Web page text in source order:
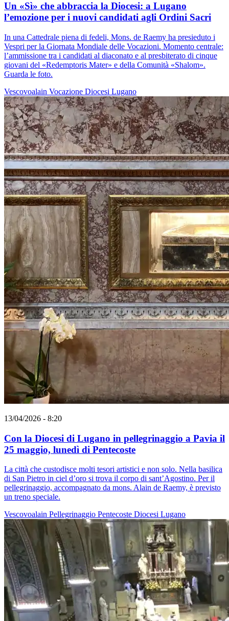
Un «Sì» che abbraccia la Diocesi: a Lugano
l’emozione per i nuovi candidati agli Ordini Sacri
In una Cattedrale piena di fedeli, Mons. de Raemy ha presieduto i
Vespri per la Giornata Mondiale delle Vocazioni. Momento centrale:
l’ammissione tra i candidati al diaconato e al presbiterato di cinque
giovani del «Redemptoris Mater» e della Comunità «Shalom».
Guarda le foto.
Vescovoalain Vocazione Diocesi Lugano
13/04/2026 - 8:20
Con la Diocesi di Lugano in pellegrinaggio a Pavia il
25 maggio, lunedì di Pentecoste
La città che custodisce molti tesori artistici e non solo. Nella basilica
di San Pietro in ciel d’oro si trova il corpo di sant’Agostino. Per il
pellegrinaggio, accompagnato da mons. Alain de Raemy, è previsto
un treno speciale.
Vescovoalain Pellegrinaggio Pentecoste Diocesi Lugano